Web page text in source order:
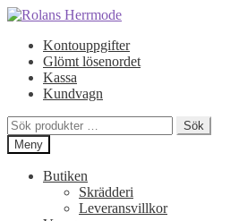
Hoppa
navigering
Hoppa
innehållKontouppgifter
Glömt lösenordet
Kassa
Kundvagn
Sök
efter:
Sök
Meny
Butiken
Skrädderi
Leveransvillkor